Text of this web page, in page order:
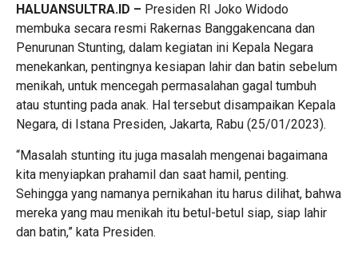
HALUANSULTRA.ID – Presiden RI Joko Widodo
membuka secara resmi Rakernas Banggakencana dan
Penurunan Stunting, dalam kegiatan ini Kepala Negara
menekankan, pentingnya kesiapan lahir dan batin sebelum
menikah, untuk mencegah permasalahan gagal tumbuh
atau stunting pada anak. Hal tersebut disampaikan Kepala
Negara, di Istana Presiden, Jakarta, Rabu (25/01/2023).
“Masalah stunting itu juga masalah mengenai bagaimana
kita menyiapkan prahamil dan saat hamil, penting.
Sehingga yang namanya pernikahan itu harus dilihat, bahwa
mereka yang mau menikah itu betul-betul siap, siap lahir
dan batin,” kata Presiden.